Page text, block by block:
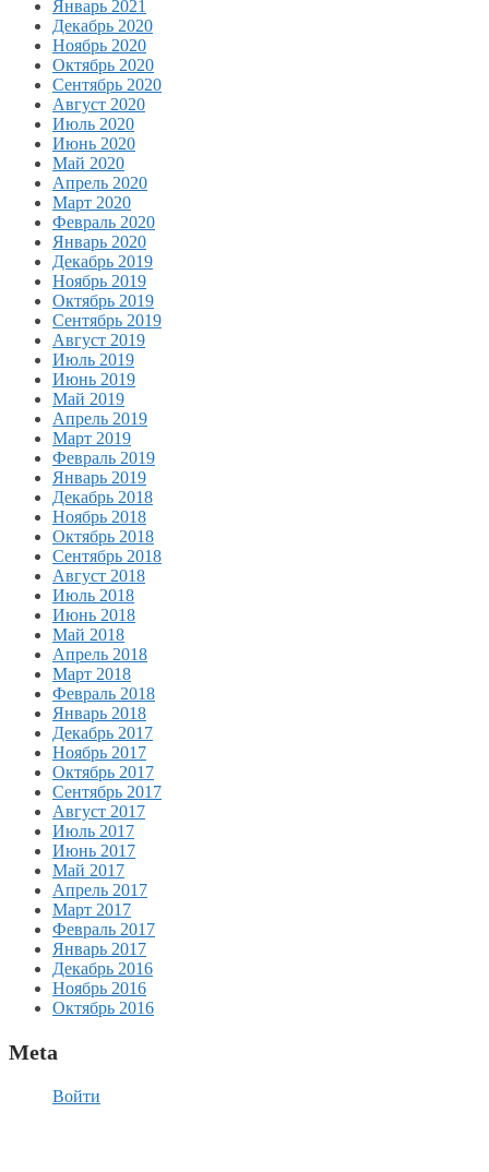
Январь 2021
Декабрь 2020
Ноябрь 2020
Октябрь 2020
Сентябрь 2020
Август 2020
Июль 2020
Июнь 2020
Май 2020
Апрель 2020
Март 2020
Февраль 2020
Январь 2020
Декабрь 2019
Ноябрь 2019
Октябрь 2019
Сентябрь 2019
Август 2019
Июль 2019
Июнь 2019
Май 2019
Апрель 2019
Март 2019
Февраль 2019
Январь 2019
Декабрь 2018
Ноябрь 2018
Октябрь 2018
Сентябрь 2018
Август 2018
Июль 2018
Июнь 2018
Май 2018
Апрель 2018
Март 2018
Февраль 2018
Январь 2018
Декабрь 2017
Ноябрь 2017
Октябрь 2017
Сентябрь 2017
Август 2017
Июль 2017
Июнь 2017
Май 2017
Апрель 2017
Март 2017
Февраль 2017
Январь 2017
Декабрь 2016
Ноябрь 2016
Октябрь 2016
Meta
Войти